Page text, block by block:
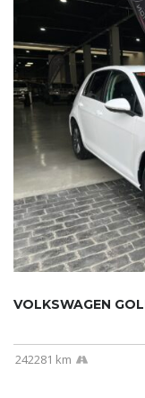
242281 km